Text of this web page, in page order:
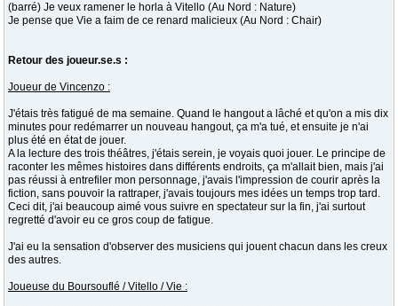
(barré) Je veux ramener le horla à Vitello (Au Nord : Nature)
Je pense que Vie a faim de ce renard malicieux (Au Nord : Chair)
Retour des joueur.se.s :
Joueur de Vincenzo :
J'étais très fatigué de ma semaine. Quand le hangout a lâché et qu'on a mis dix
minutes pour redémarrer un nouveau hangout, ça m'a tué, et ensuite je n'ai
plus été en état de jouer.
A la lecture des trois théâtres, j'étais serein, je voyais quoi jouer. Le principe de
raconter les mêmes histoires dans différents endroits, ça m'allait bien, mais j'ai
pas réussi à entrefiler mon personnage, j'avais l'impression de courir après la
fiction, sans pouvoir la rattraper, j'avais toujours mes idées un temps trop tard.
Ceci dit, j'ai beaucoup aimé vous suivre en spectateur sur la fin, j'ai surtout
regretté d'avoir eu ce gros coup de fatigue.
J'ai eu la sensation d'observer des musiciens qui jouent chacun dans les creux
des autres.
Joueuse du Boursouflé / Vitello / Vie :